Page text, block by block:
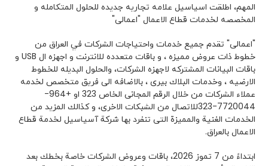
المهم، اطلقت اسياسيل علامه تجاريه جديده للحلول المتكامله و
المخصصه لخدمات قطاع الاعمال "اعمالى"
"اعمالى" تقدم جميع خدمات واحتياجات الشركات في العراق من
خطوط ذات عروض مميزه ، و باقات متعدده للانترنت و اجهزه ال USB و
باقات البيانات المشتركه لاجهزه الشركات، والحلول البديله للخطوط
الارضيه ، وخدمات البلاك بيرى ، بالاضافه الى فريق متخصص لخدمه
عملاء الشركات من خلال الرقم المجانى الخاص 323 او +964-
7720044-323للاتصال من الشبكات الاخرى، و كذالك المزيد من
الخدمات الغنية والمميزة التى تنفرد بها شركة آسياسيل لخدمة قطاع
الاعمال بالعراق.
ابتداءً من 7 تموز 2026، باقات وعروض الشركات خاصة بخطك بعد